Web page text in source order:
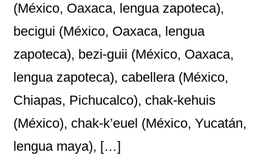
(México, Oaxaca, lengua zapoteca),
becigui (México, Oaxaca, lengua
zapoteca), bezi-guii (México, Oaxaca,
lengua zapoteca), cabellera (México,
Chiapas, Pichucalco), chak-kehuis
(México), chak-k’euel (México, Yucatán,
lengua maya), […]